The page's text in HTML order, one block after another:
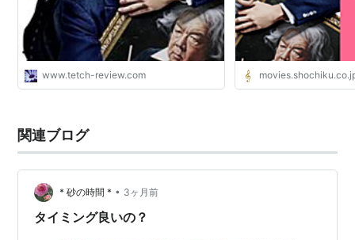
www.tetch-review.com
関連ブログ
* 砂の時間 * • 3ヶ月前
タイミング良いの？